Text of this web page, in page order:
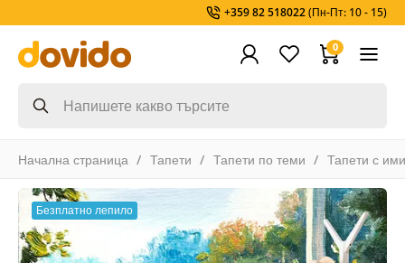
+359 82 518022(Пн-Пт: 10 - 15)
0
Начална страница Тапети Тапети по теми Тапети с
Безплатно лепило